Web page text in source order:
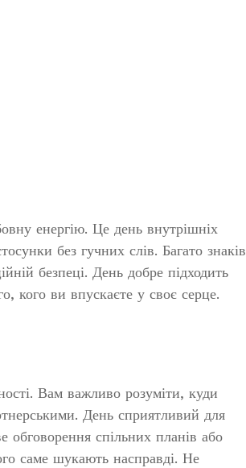
енергію. Це день внутрішніх
без гучних слів. Багато знаків
безпеці. День добре підходить
кого ви впускаєте у своє серце.
Вам важливо розуміти, куди
День сприятливий для
спільних планів або
саме шукають насправді. Не